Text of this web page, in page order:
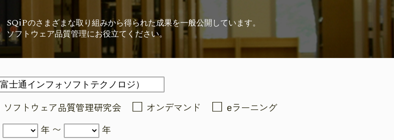
SQiPのさまざまな取り組みから得られた成果を一般公開しています。
ソフトウェア品質管理にお役立てください。
ソフトウェア品質管理研究会 オンデマンド eラーニング
年 〜 年